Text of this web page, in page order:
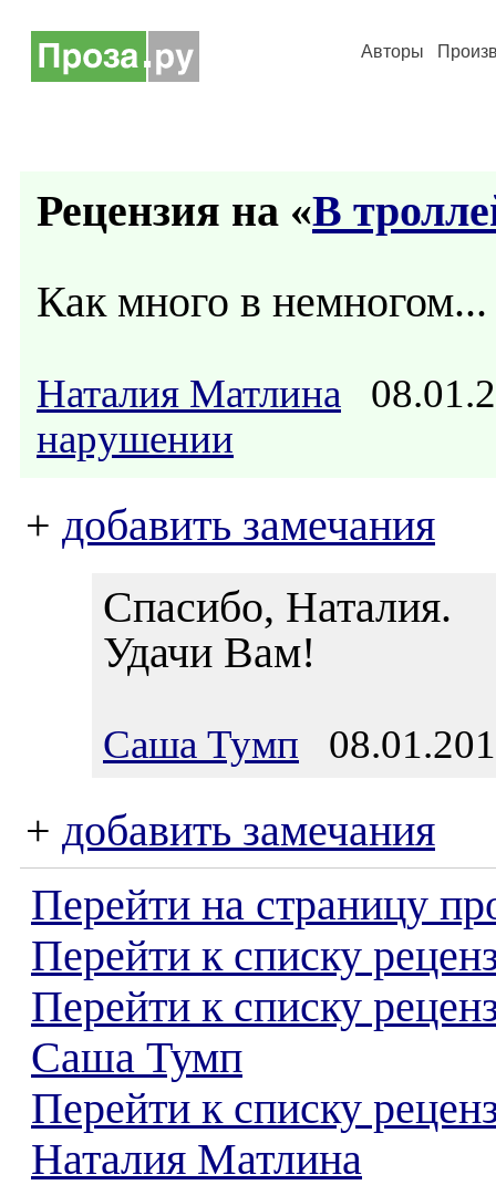
Авторы
Рецензия на «В
Как много в
Наталия Матлина
нарушении
+ добавить замечания
Спасибо, Наталия.
Удачи Вам!
Саша Тумп
+ добавить замечания
Перейти на страницу
Перейти к списку
Перейти к списку
Саша Тумп
Перейти к списку
Наталия Матлина